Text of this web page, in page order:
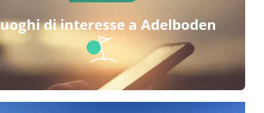
di interesse a Adelboden